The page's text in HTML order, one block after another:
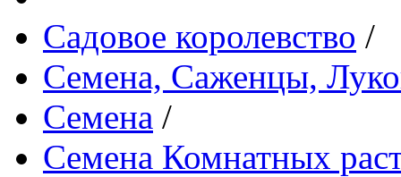
Садовое королевство /
Семена, Саженцы,
Семена /
Семена Комнатных